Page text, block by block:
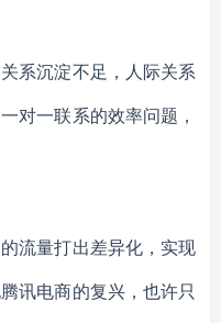
系沉淀不足，人际关系
对一联系的效率问题，
流量打出差异化，实现
讯电商的复兴，也许只